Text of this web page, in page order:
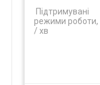
Підтримувані
режими роботи,
/ хв